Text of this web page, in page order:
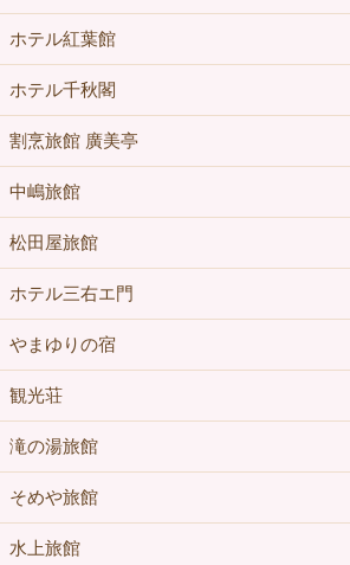
ホテル紅葉館
ホテル千秋閣
割烹旅館 廣美亭
中嶋旅館
松田屋旅館
ホテル三右エ門
やまゆりの宿
観光荘
滝の湯旅館
そめや旅館
水上旅館